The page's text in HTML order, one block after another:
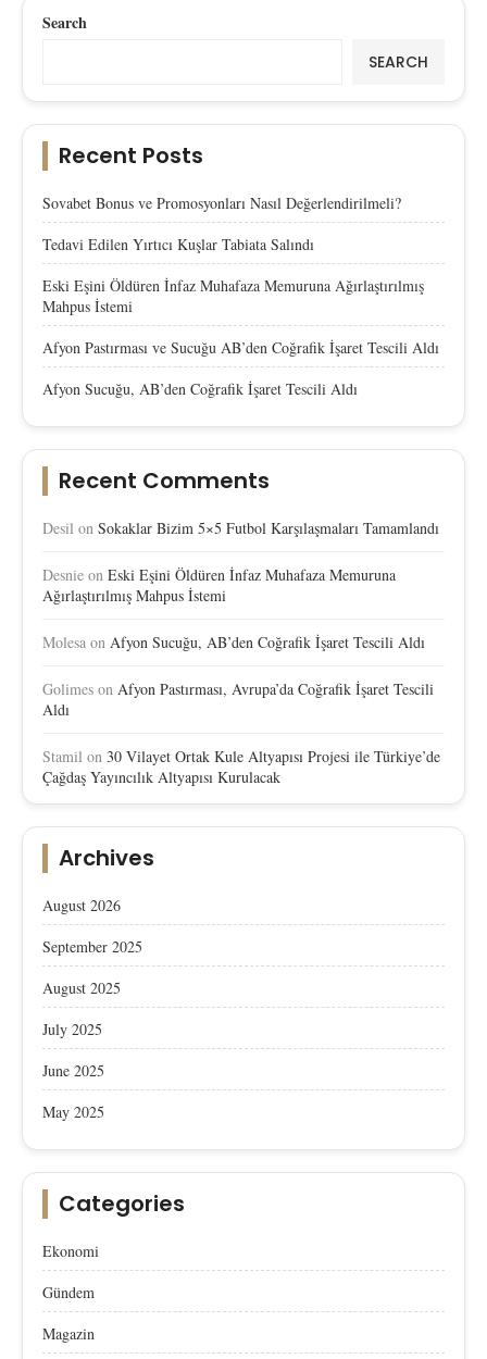
Search
SEARCH
Recent Posts
Sovabet Bonus ve Promosyonları Nasıl Değerlendirilmeli?
Tedavi Edilen Yırtıcı Kuşlar Tabiata Salındı
Eski Eşini Öldüren İnfaz Muhafaza Memuruna Ağırlaştırılmış
Mahpus İstemi
Afyon Pastırması ve Sucuğu AB’den Coğrafik İşaret Tescili Aldı
Afyon Sucuğu, AB’den Coğrafik İşaret Tescili Aldı
Recent Comments
Desil on Sokaklar Bizim 5×5 Futbol Karşılaşmaları Tamamlandı
Desnie on Eski Eşini Öldüren İnfaz Muhafaza Memuruna
Ağırlaştırılmış Mahpus İstemi
Molesa on Afyon Sucuğu, AB’den Coğrafik İşaret Tescili Aldı
Golimes on Afyon Pastırması, Avrupa’da Coğrafik İşaret Tescili
Aldı
Stamil on 30 Vilayet Ortak Kule Altyapısı Projesi ile Türkiye’de
Çağdaş Yayıncılık Altyapısı Kurulacak
Archives
August 2026
September 2025
August 2025
July 2025
June 2025
May 2025
Categories
Ekonomi
Gündem
Magazin